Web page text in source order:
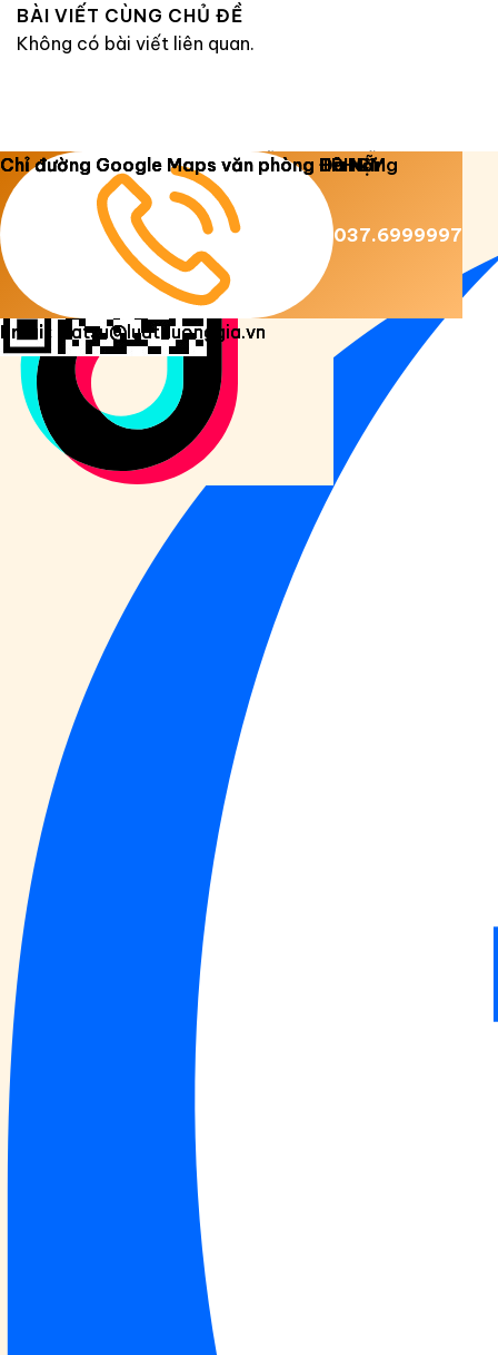
BÀI VIẾT CÙNG CHỦ ĐỀ
Không có bài viết liên quan.
Copyright 2026 © Luật Dương Gia